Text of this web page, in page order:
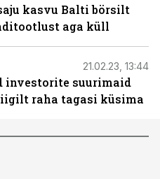
kasvu Balti börsilt
aga küll
21.02.23, 13:44
investorite suurimaid
raha tagasi küsima